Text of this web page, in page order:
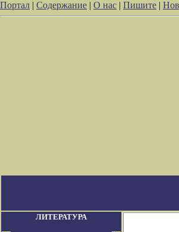
Портал | Содержание | О нас | Пишите |
ЛИТЕРАТУРА